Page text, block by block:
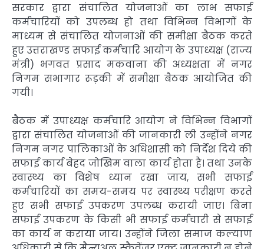
सरकार द्वारा संचालित योजनाओं का लाभ सफाई
कर्मचारियों को उपलब्ध हो तथा विभिन्न विभागों के
माध्यम से संचालित योजनाओं की समीक्षा बैठक करते
हुए उत्तराखण्ड सफाई कर्मचारि आयोग के उपाध्यक्ष (राज्य
मंत्री) भगवत प्रसाद मकवाना की अध्यक्षता में नगर
निगम सभागार रूड़की में समीक्षा बैठक आयोजित की
गयी।
बैठक में उपाध्यक्ष कर्मचारि आयोग ने विभिन्न विभागों
द्वारा संचालित योजनाओं की जानकारी ली उन्होंने नगर
निगम नगर पालिकाओं के अधिशासी को निर्देश दिये की
सफाई कार्य बेहद जोखिम वाला कार्य होता है। तथा उनके
स्वास्थ्य का विशेष ध्यान रखा जाय, सभी सफाई
कर्मचारियों का समय-समय पर स्वास्थ्य परीक्षण करते
हुए सभी सफाई उपकरण उपलब्ध करायी जाए। बिना
सफाई उपकरण के किसी भी सफाई कर्मचारी से सफाई
का कार्य न कराया जाय। उन्होंने जिला समाज कल्याण